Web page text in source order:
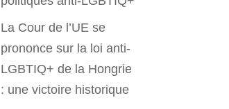
La Cour de l’UE se
prononce sur la loi anti-
LGBTIQ+ de la Hongrie
: une victoire historique